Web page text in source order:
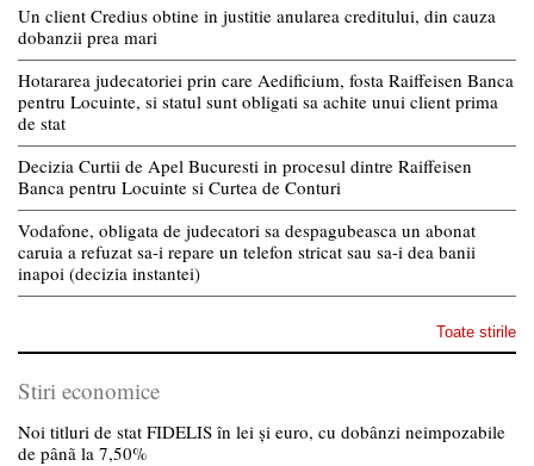
Un client Credius obtine in justitie anularea creditului, din cauza
dobanzii prea mari
Hotararea judecatoriei prin care Aedificium, fosta Raiffeisen Banca
pentru Locuinte, si statul sunt obligati sa achite unui client prima
de stat
Decizia Curtii de Apel Bucuresti in procesul dintre Raiffeisen
Banca pentru Locuinte si Curtea de Conturi
Vodafone, obligata de judecatori sa despagubeasca un abonat
caruia a refuzat sa-i repare un telefon stricat sau sa-i dea banii
inapoi (decizia instantei)
Toate stirile
Stiri economice
Noi titluri de stat FIDELIS în lei și euro, cu dobânzi neimpozabile
de pânã la 7,50%